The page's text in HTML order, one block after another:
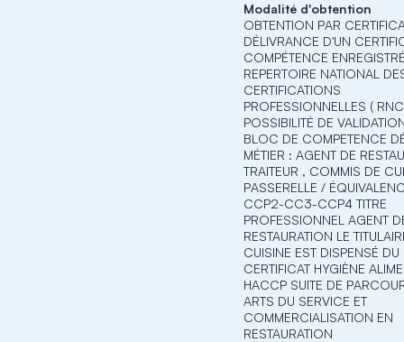
Modalité d'obtention
OBTENTION PAR
DÉLIVRANCE D'UN
COMPÉTENCE
REPERTOIRE NATIONAL
CERTIFICATIONS
PROFESSIONNELLES (
POSSIBILITÉ DE
BLOC DE COMPETENCE
MÉTIER : AGENT DE
TRAITEUR , COMMIS DE
PASSERELLE /
CCP2-CC3-CCP4 TITRE
PROFESSIONNEL AGENT
RESTAURATION LE
CUISINE EST DISPENSÉ DU
CERTIFICAT HYGIÈNE
HACCP SUITE DE
ARTS DU SERVICE ET
COMMERCIALISATION EN
RESTAURATION